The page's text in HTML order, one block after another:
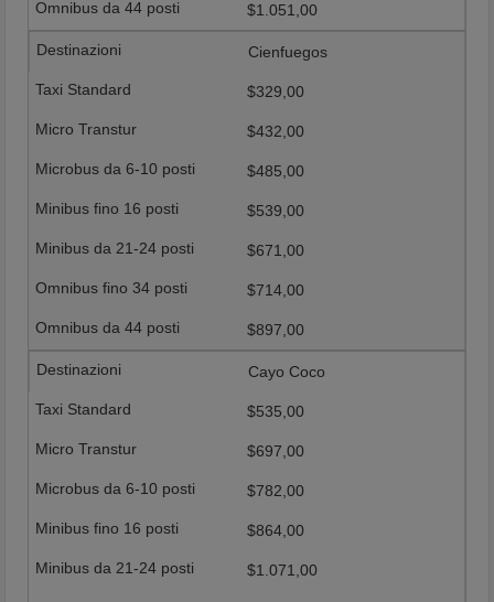
$1.051,00
Cienfuegos
$329,00
$432,00
$485,00
$539,00
$671,00
$714,00
$897,00
Cayo Coco
$535,00
$697,00
$782,00
$864,00
$1.071,00